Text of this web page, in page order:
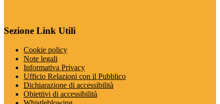
Sezione Link Utili
Cookie policy
Note legali
Informativa Privacy
Ufficio Relazioni con il Pubblico
Dichiarazione di accessibilità
Obiettivi di accessibilità